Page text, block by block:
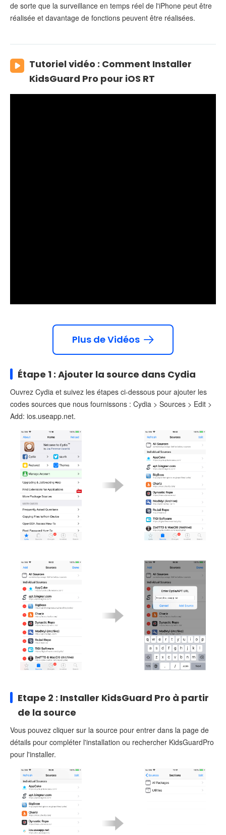
de sorte que la surveillance en temps réel de l'iPhone peut être
réalisée et davantage de fonctions peuvent être réalisées.
Tutoriel vidéo : Comment Installer
KidsGuard Pro pour iOS RT
Plus de Vidéos
Étape 1 : Ajouter la source dans Cydia
Ouvrez Cydia et suivez les étapes ci-dessous pour ajouter les
codes sources que nous fournissons : Cydia > Sources > Edit >
Add: ios.useapp.net.
Etape 2 : Installer KidsGuard Pro à partir
de la source
Vous pouvez cliquer sur la source pour entrer dans la page de
détails pour compléter l'installation ou rechercher KidsGuardPro
pour l'installer.